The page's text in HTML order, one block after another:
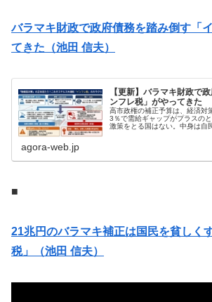
バラマキ財政で政府債務を踏み倒す「
てきた（池田 信夫）
【更新】バラマキ財政で
ンフレ税」がやってきた
高市政権の補正予算は、経済対
3％で需給ギャップがプラスの
激策をとる国はない。中身は自
agora-web.jp
■
21兆円のバラマキ補正は国民を貧しく
税」（池田 信夫）